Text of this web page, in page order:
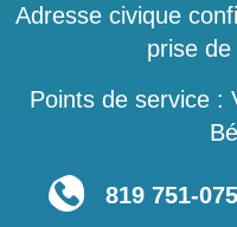
Adresse civique
prise
Points de service :
819